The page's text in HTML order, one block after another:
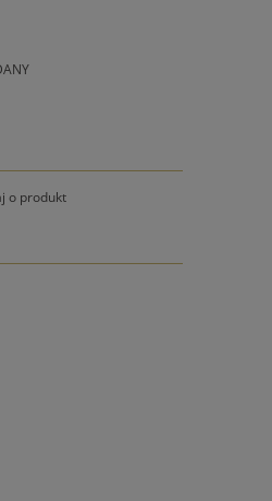
o produkt